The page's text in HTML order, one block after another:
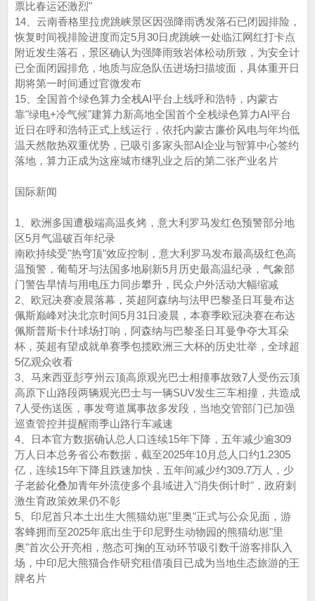
票比春运还激烈"
14、云南香格里拉虎跳峡景区因强降雨诱发落石已闭园排险，
恢复时间视排险进度而定5月30日虎跳峡一处临江网红打卡点
附近发生落石，景区确认为强降雨致岩体松动所致，为安全计
已全面闭园排危，地质与应急队伍进场扫描坡面，具体重开日
期将第一时间通过官微发布
15、全国首个绿色算力全栈AI平台上线呼和浩特，内蒙古
靠"绿电+冷气候"建算力新高地全国首个全栈绿色算力AI平台
近日在呼和浩特正式上线运行，依托内蒙古廉价风电与年均低
温天然散热双重优势，已吸引多家头部AI企业与智算中心签约
落地，算力正成为这座城市继乳业之后的第二张产业名片
国际新闻
1、欧洲多国遭极端高温炙烤，意大利罗马发红色预警部分地
区5月气温破百年纪录
南欧持续受"热穹顶"效应控制，意大利罗马发布最高级红色高
温预警，葡萄牙与法国多地刷新5月历史最高温纪录，气象部
门警告旱情与用电压力同步攀升，民众户外活动大幅缩减
2、欧冠决赛凌晨落幕，英超阿森纳与法甲巴黎圣日耳曼布达
佩斯巅峰对决北京时间5月31日凌晨，本赛季欧冠决赛在布达
佩斯普斯卡什球场打响，阿森纳与巴黎圣日耳曼争夺大耳朵
杯，英超有望成就单赛季包揽欧洲三大杯的历史壮举，全球超
5亿观众收看
3、马来西亚彭亨州云顶高原观光巴士相撞事故致7人受伤云顶
高原下山路段两辆观光巴士与一辆SUV发生三车相撞，共造成
7人受伤送医，事发弯道属事故多发段，当地交管部门已加强
巡查管控并提醒雨季山路行车减速
4、日本官方数据确认总人口连续15年下降，五年减少逾309
万人日本总务省公布数据，截至2025年10月总人口约1.2305
亿，连续15年下降且跌速加快，五年间减少约309.7万人，少
子老龄化叠加青年外流使多个县域进入"消失倒计时"，政府刺
激生育政策效果仍不彰
5、印尼首只本土出生大熊猫幼崽"里奥"正式与公众见面，游
客蜂拥而至2025年底出生于印尼野生动物园的熊猫幼崽"里
奥"首次公开亮相，憨态可掬的互动环节吸引数千游客排队入
场，中印尼大熊猫合作研究租借项目已成为当地生态旅游的王
牌名片